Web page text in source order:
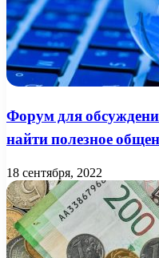
Форум для
найти полезное
18 сентября, 2022